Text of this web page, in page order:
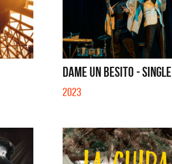
DAME UN BESITO - SINGLE
2023